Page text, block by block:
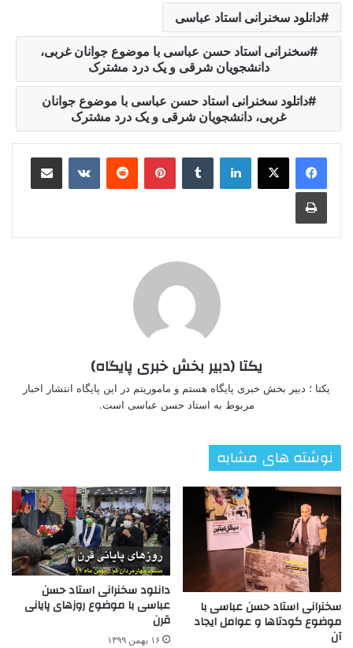
دانلود سخنرانی استاد عباسی
سخنرانی استاد حسن عباسی با موضوع جوانان غربی،
دانشجویان شرقی و یک درد مشترک
داتلود سخنرانی استاد حسن عباسی با موضوع جوانان
غربی، دانشجویان شرقی و یک درد مشترک
لینکدین ‫تامبلر ‫پین‌ترست‫رددیت ‫VKontakteاشتراک گذاری از طریق ایمیل
چاپ
یکتا (دبیر بخش خبری پایگاه)
یکتا ؛ دبیر بخش خبری پایگاه هستم و ماموریتم در این پایگاه انتشار اخبار
مربوط به استاد حسن عباسی است.
نوشته های مشابه
سخنرانی استاد حسن عباسی با
موضوع کودتاها و عوامل ایجاد
آن
دانلود سخنرانی استاد حسن
عباسی با موضوع روزهای پایانی
قرن
۱۶ بهمن ۱۳۹۹